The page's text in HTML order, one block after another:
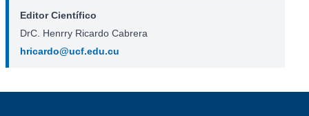
Editor Científico
DrC. Henrry Ricardo Cabrera
hricardo@ucf.edu.cu